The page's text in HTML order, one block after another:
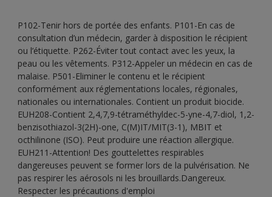
P102-Tenir hors de portée des enfants. P101-En cas de
consultation d’un médecin, garder à disposition le récipient
ou l’étiquette. P262-Éviter tout contact avec les yeux, la
peau ou les vêtements. P312-Appeler un médecin en cas de
malaise. P501-Eliminer le contenu et le récipient
conformément aux réglementations locales, régionales,
nationales ou internationales. Contient un produit biocide.
EUH208-Contient 2,4,7,9-tétraméthyldec-5-yne-4,7-diol, 1,2-
benzisothiazol-3(2H)-one, C(M)IT/MIT(3-1), MBIT et
octhilinone (ISO). Peut produire une réaction allergique.
EUH211-Attention! Des gouttelettes respirables
dangereuses peuvent se former lors de la pulvérisation. Ne
pas respirer les aérosols ni les brouillards.Dangereux.
Respecter les précautions d'emploi